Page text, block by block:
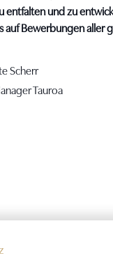
entfalten und zu
auf Bewerbungen aller
Scherr
Tauroa